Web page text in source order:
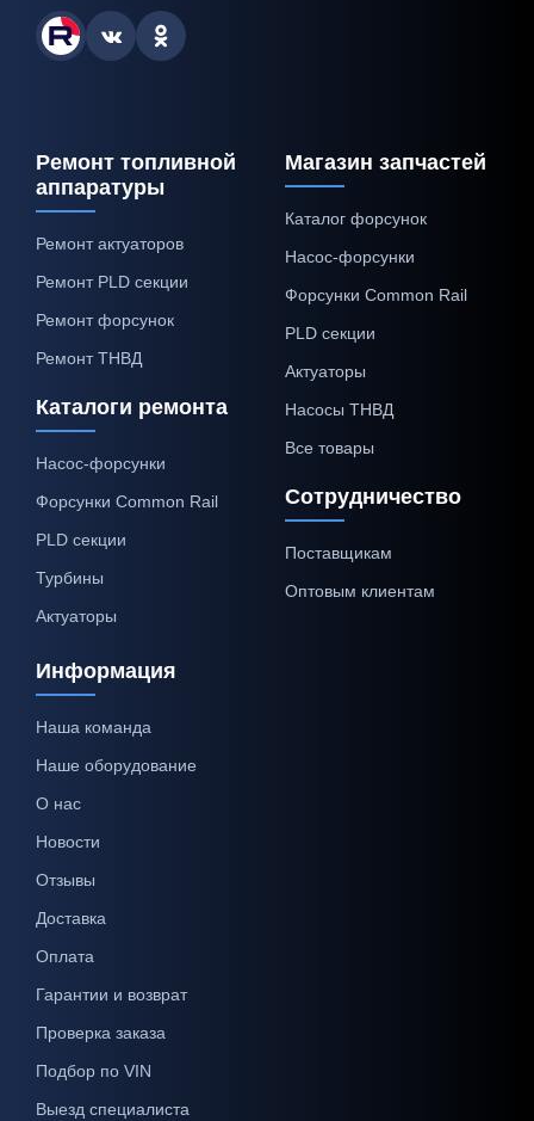
Ремонт топливной
аппаратуры
Ремонт актуаторов
Ремонт PLD секции
Ремонт форсунок
Ремонт ТНВД
Каталоги ремонта
Насос-форсунки
Форсунки Common Rail
PLD секции
Турбины
Актуаторы
Магазин запчастей
Каталог форсунок
Насос-форсунки
Форсунки Common Rail
PLD секции
Актуаторы
Насосы ТНВД
Все товары
Сотрудничество
Поставщикам
Оптовым клиентам
Информация
Наша команда
Наше оборудование
О нас
Новости
Отзывы
Доставка
Оплата
Гарантии и возврат
Проверка заказа
Подбор по VIN
Выезд специалиста